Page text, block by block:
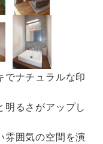
でナチュラルな印
明るさがアップし
雰囲気の空間を演